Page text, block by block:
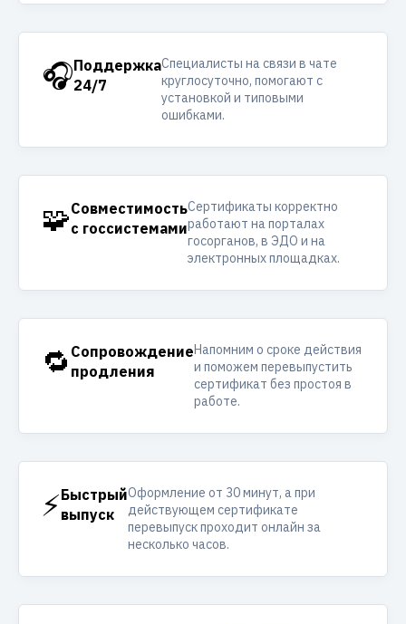
🎧Поддержка
24/7
Специалисты на связи в чате
круглосуточно, помогают с
установкой и типовыми
ошибками.
🧩Совместимость
с госсистемами
Сертификаты корректно
работают на порталах
госорганов, в ЭДО и на
электронных площадках.
🔁 Сопровождение
продления
Напомним о сроке действия
и поможем перевыпустить
сертификат без простоя в
работе.
⚡Быстрый
выпуск
Оформление от 30 минут, а при
действующем сертификате
перевыпуск проходит онлайн за
несколько часов.